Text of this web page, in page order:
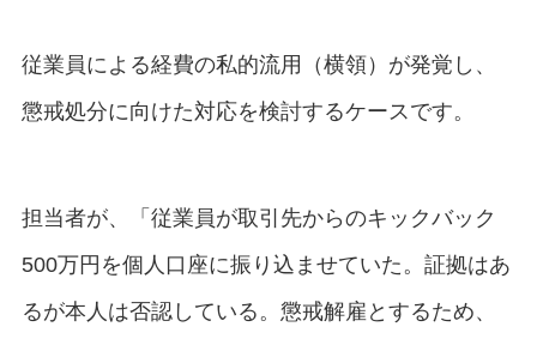
従業員による経費の私的流用（横領）が発覚し、
懲戒処分に向けた対応を検討するケースです。
担当者が、「従業員が取引先からのキックバック
500万円を個人口座に振り込ませていた。証拠はあ
るが本人は否認している。懲戒解雇とするため、